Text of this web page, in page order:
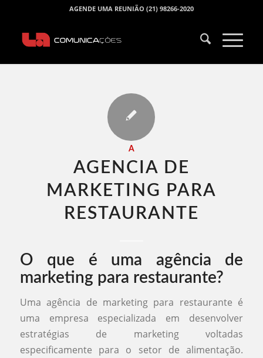
AGENDE UMA REUNIÃO (21) 98266-2020
A
AGENCIA DE
MARKETING PARA
RESTAURANTE​
O que é uma agência de
marketing para restaurante?
Uma agência de marketing para restaurante é
uma empresa especializada em desenvolver
estratégias de marketing voltadas
especificamente para o setor de alimentação.